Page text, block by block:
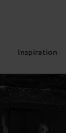
Inspiration